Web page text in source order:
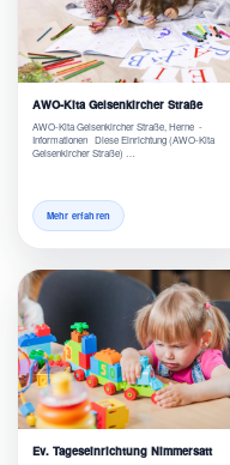
AWO-Kita Gelsenkircher Straße
AWO-Kita Gelsenkircher Straße, Herne -
Informationen Diese Einrichtung (AWO-Kita
Gelsenkircher Straße) …
Mehr erfahren
Ev. Tageseinrichtung Nimmersatt